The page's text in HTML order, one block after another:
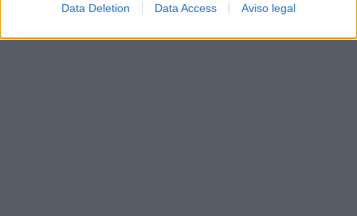
Data Deletion Data Access Aviso legal